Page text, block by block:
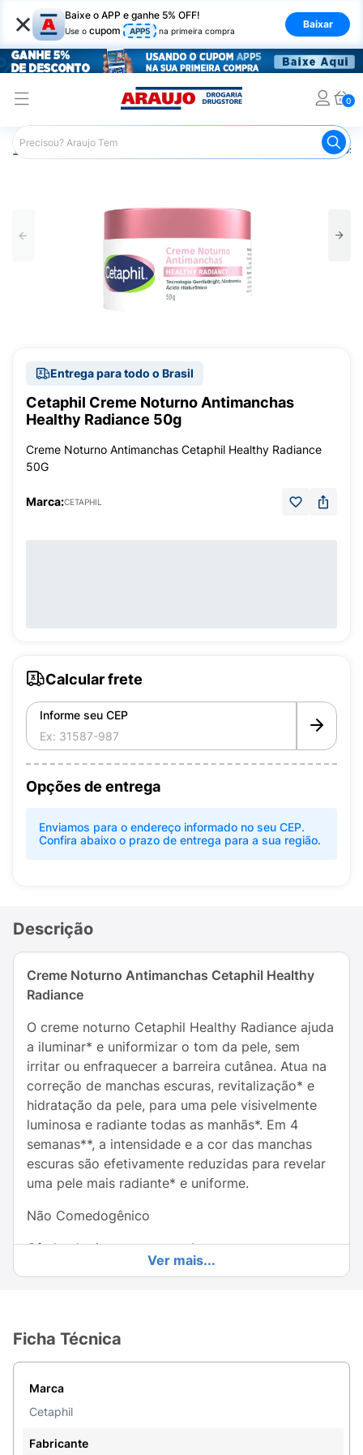
× Baixe o APP e ganhe 5% OFF!
Use o cupom APP5 na primeira compra
Baixar
0
Araujo Dermocosméticos Dermocosméticos para o
Entrega para todo o Brasil
Cetaphil Creme Noturno Antimanchas
Healthy Radiance 50g
Creme Noturno Antimanchas Cetaphil Healthy Radiance
50G
Marca:CETAPHIL
Calcular frete
Informe seu CEP
Opções de entrega
Enviamos para o endereço informado no seu CEP.
Confira abaixo o prazo de entrega para a sua região.
Descrição
Creme Noturno Antimanchas Cetaphil Healthy
Radiance
O creme noturno Cetaphil Healthy Radiance ajuda
a iluminar* e uniformizar o tom da pele, sem
irritar ou enfraquecer a barreira cutânea. Atua na
correção de manchas escuras, revitalização* e
hidratação da pele, para uma pele visivelmente
luminosa e radiante todas as manhãs*. Em 4
semanas**, a intensidade e a cor das manchas
escuras são efetivamente reduzidas para revelar
uma pele mais radiante* e uniforme.
Não Comedogênico
Oftalmologicamente testado
Dermatologicamente testado
ÁGUA, GLICEROL, NICOTINAMIDA, BUTILENO
GLICOL, 1,2-HEXANODIOL, ÁLCOOL
CETEARÍLICO, POLIDECENO HIDROGENADO,
OLIVATO DE CETEARILA, ETILCAPROATO DE
CETILA, OLIVATO DESORBITANO, CERA DE
ABELHAS, VINIL DIMETICONA, MONOESTEARATO
Ver mais...
Ficha Técnica
Marca
Cetaphil
Fabricante